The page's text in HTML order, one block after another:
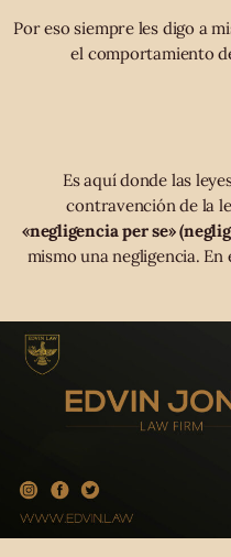
Por eso siempre les digo a
el comportamiento
Es aquí donde las
contravención de la
«negligencia per se»
mismo una negligencia.